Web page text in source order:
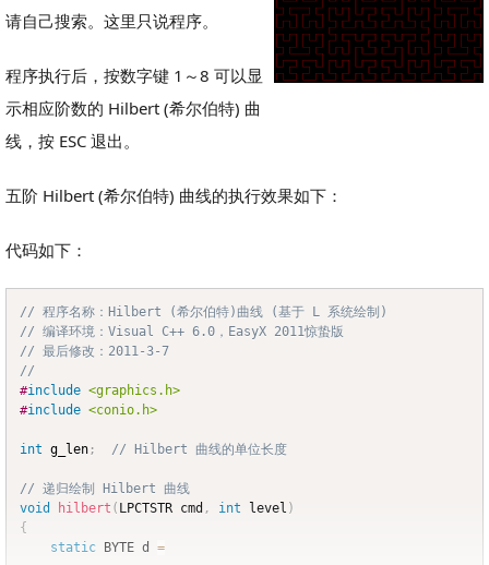
请自己搜索。这里只说程序。
程序执行后，按数字键 1～8 可以显
示相应阶数的 Hilbert (希尔伯特) 曲
线，按 ESC 退出。
五阶 Hilbert (希尔伯特) 曲线的执行效果如下：
代码如下：
// 程序名称：Hilbert (希尔伯特)曲线 (基于 L 系统绘制)
// 编译环境：Visual C++ 6.0，EasyX 2011惊蛰版
// 最后修改：2011-3-7
//
#include <graphics.h>
#include <conio.h>
int g_len ; // Hilbert 曲线的单位长度
// 递归绘制 Hilbert 曲线
void
hilbert ( LPCTSTR cmd , int level )
{
static BYTE d =